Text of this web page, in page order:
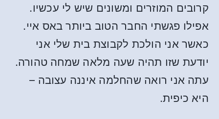
קרובים המוזרים ומשונים שיש לי עכשיו.
אפילו פגשתי החבר הטוב ביותר באס איי.
כאשר אני הולכת לקבוצת בית שלי אני
יודעת שזו תהיה שעה מלאה שמחה טהורה.
עתה אני רואה שהחלמה איננה עצובה –
היא כיפית.